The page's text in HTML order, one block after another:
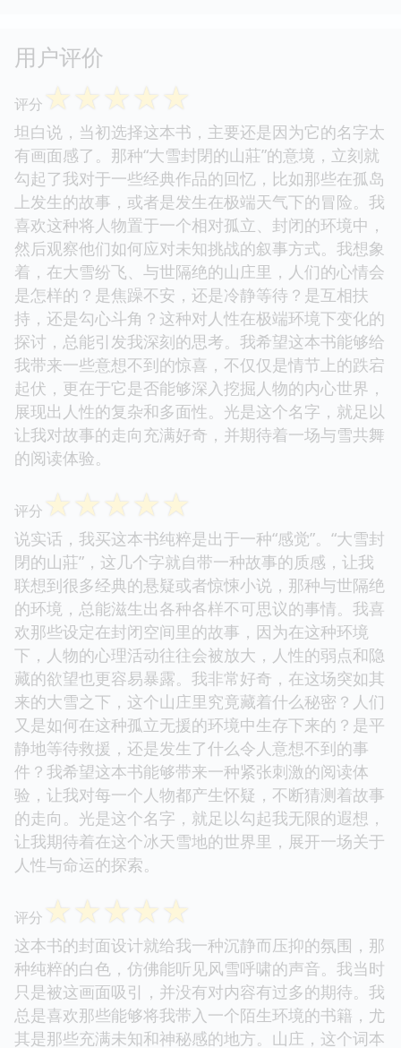
用户评价
评分 ☆☆☆☆☆
坦白说，当初选择这本书，主要还是因为它的名字太
有画面感了。那种“大雪封閉的山莊”的意境，立刻就
勾起了我对于一些经典作品的回忆，比如那些在孤岛
上发生的故事，或者是发生在极端天气下的冒险。我
喜欢这种将人物置于一个相对孤立、封闭的环境中，
然后观察他们如何应对未知挑战的叙事方式。我想象
着，在大雪纷飞、与世隔绝的山庄里，人们的心情会
是怎样的？是焦躁不安，还是冷静等待？是互相扶
持，还是勾心斗角？这种对人性在极端环境下变化的
探讨，总能引发我深刻的思考。我希望这本书能够给
我带来一些意想不到的惊喜，不仅仅是情节上的跌宕
起伏，更在于它是否能够深入挖掘人物的内心世界，
展现出人性的复杂和多面性。光是这个名字，就足以
让我对故事的走向充满好奇，并期待着一场与雪共舞
的阅读体验。
评分 ☆☆☆☆☆
说实话，我买这本书纯粹是出于一种“感觉”。“大雪封
閉的山莊”，这几个字就自带一种故事的质感，让我
联想到很多经典的悬疑或者惊悚小说，那种与世隔绝
的环境，总能滋生出各种各样不可思议的事情。我喜
欢那些设定在封闭空间里的故事，因为在这种环境
下，人物的心理活动往往会被放大，人性的弱点和隐
藏的欲望也更容易暴露。我非常好奇，在这场突如其
来的大雪之下，这个山庄里究竟藏着什么秘密？人们
又是如何在这种孤立无援的环境中生存下来的？是平
静地等待救援，还是发生了什么令人意想不到的事
件？我希望这本书能够带来一种紧张刺激的阅读体
验，让我对每一个人物都产生怀疑，不断猜测着故事
的走向。光是这个名字，就足以勾起我无限的遐想，
让我期待着在这个冰天雪地的世界里，展开一场关于
人性与命运的探索。
评分 ☆☆☆☆☆
这本书的封面设计就给我一种沉静而压抑的氛围，那
种纯粹的白色，仿佛能听见风雪呼啸的声音。我当时
只是被这画面吸引，并没有对内容有过多的期待。我
总是喜欢那些能够将我带入一个陌生环境的书籍，尤
其是那些充满未知和神秘感的地方。山庄，这个词本